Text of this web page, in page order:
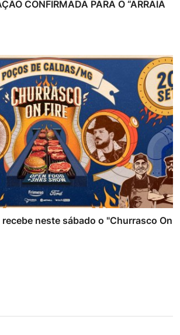
CONFIRMADA PARA O “ARRAIÁ
neste sábado o "Churrasco On